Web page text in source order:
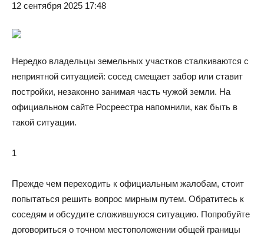
12 сентября 2025 17:48
Нередко владельцы земельных участков сталкиваются с
неприятной ситуацией: сосед смещает забор или ставит
постройки, незаконно занимая часть чужой земли. На
официальном сайте Росреестра напомнили, как быть в
такой ситуации.
1
Прежде чем переходить к официальным жалобам, стоит
попытаться решить вопрос мирным путем. Обратитесь к
соседям и обсудите сложившуюся ситуацию. Попробуйте
договориться о точном местоположении общей границы